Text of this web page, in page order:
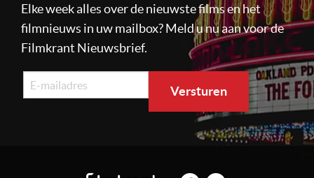
Elke week alles over de nieuwste films en het
filmnieuws in uw mailbox? Meld u nu aan voor de
Filmkrant Nieuwsbrief.